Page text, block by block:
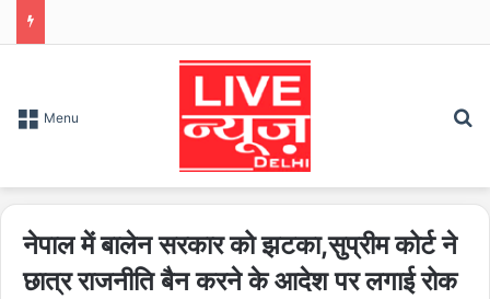
Menu
नेपाल में बालेन सरकार को झटका,सुप्रीम कोर्ट ने
छात्र राजनीति बैन करने के आदेश पर लगाई रोक